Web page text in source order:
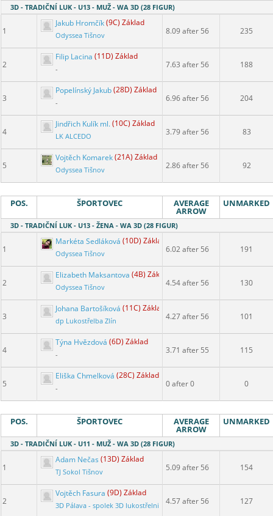
3D - TRADIČNÍ LUK - U13 - MUŽ - WA 3D (28 FIGUR)
1
Jakub Hromčík(9C) Základ
Odyssea Tišnov 8.09 after 56 235
2
Filip Lacina (11D) Základ
- 7.63 after 56 188
3
Popelínský Jakub(28D) Základ
- 6.96 after 56 204
4
Jindřich Kulík ml.(10C) Základ
LK ALCEDO 3.79 after 56 83
5
Vojtěch Komarek(21A) Základ
Odyssea Tišnov 2.86 after 56 92
POS. ŠPORTOVEC AVERAGE
ARROW
UNMARKED
3D - TRADIČNÍ LUK - U13 - ŽENA - WA 3D (28 FIGUR)
1
Markéta Sedláková (10D) Základ
Odyssea Tišnov 6.02 after 56 191
2
Elizabeth Maksantova (4B) Základ
Odyssea Tišnov 4.54 after 56 130
3
Johana Bartošíková (11C) Základ
dp Lukostřelba Zlín 4.27 after 56 101
4
Týna Hvězdová (6D) Základ
- 3.71 after 55 115
5
Eliška Chmelková (28C) Základ
- 0 after 0 0
POS. ŠPORTOVEC AVERAGE
ARROW
UNMARKED
3D - TRADIČNÍ LUK - U11 - MUŽ - WA 3D (28 FIGUR)
1
Adam Nečas (13D) Základ
TJ Sokol Tišnov 5.09 after 56 154
2
Vojtěch Fasura (9D) Základ
3D Pálava - spolek 3D lukostřelnice 4.57 after 56 127